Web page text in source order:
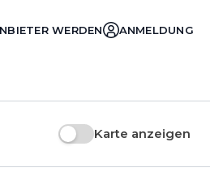
WERDEN ANMELDUNG
Karte anzeigen